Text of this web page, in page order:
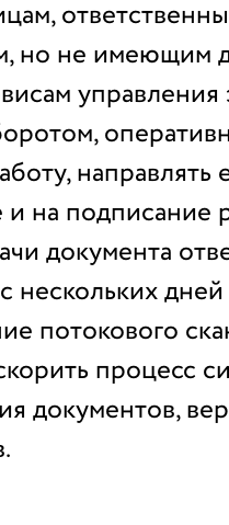
но не имеющим
направлять
и на подписание
документа
нескольких
потокового
процесс
документов,